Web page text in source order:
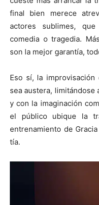
final bien merece
actores sublimes,
comedia o tragedia.
son la mejor garantía,
Eso sí, la
sea austera, limitándose
y con la imaginación
el público ubique la
entrenamiento de
tía.